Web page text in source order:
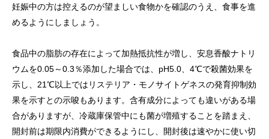
妊娠中の方は控えるのが望ましい食物かを確認のうえ、食事を進
めるようにしましょう。
食品中の脂肪の存在によって加熱抵抗性が増し、安息香酸ナトリ
ウムを0.05～0.3％添加した場合では、pH5.0、4℃で殺菌効果を
示し、21℃以上ではリステリア・モノサイトゲネスの発育抑制効
果を示すとの示唆もあります。含有成分によっても違いがある場
合がありますが、冷蔵庫保管中にも菌が増殖することを踏まえ、
開封前は期限内消費ができるようにし、開封後は速やかに使い切